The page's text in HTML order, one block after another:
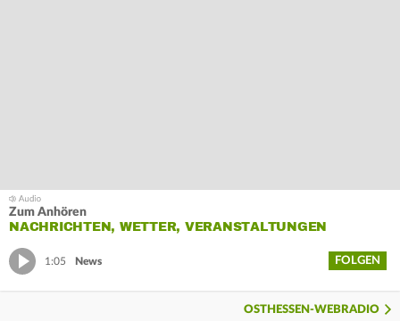
Zum Anhören
NACHRICHTEN, WETTER, VERANSTALTUNGEN
1:05 News FOLGEN
OSTHESSEN-WEBRADIO